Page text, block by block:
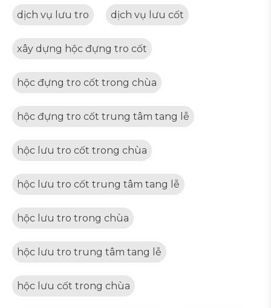
dịch vụ lưu tro dịch vụ lưu cốt
xây dựng hộc đựng tro cốt
hộc đựng tro cốt trong chùa
hộc đựng tro cốt trung tâm tang lễ
hộc lưu tro cốt trong chùa
hộc lưu tro cốt trung tâm tang lễ
hộc lưu tro trong chùa
hộc lưu tro trung tâm tang lễ
hộc lưu cốt trong chùa